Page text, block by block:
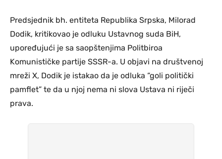
Predsjednik bh. entiteta Republika Srpska, Milorad
Dodik, kritikovao je odluku Ustavnog suda BiH,
upoređujući je sa saopštenjima Politbiroa
Komunističke partije SSSR-a. U objavi na društvenoj
mreži X, Dodik je istakao da je odluka “goli politički
pamflet” te da u njoj nema ni slova Ustava ni riječi
prava.